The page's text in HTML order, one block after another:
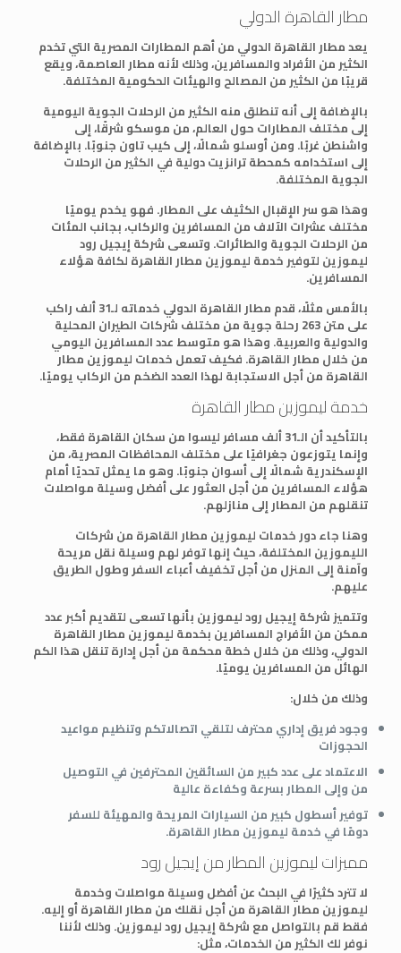
مطار القاهرة الدولي
يعد مطار القاهرة الدولي من أهم المطارات المصرية التي تخدم
الكثير من الأفراد والمسافرين، وذلك لأنه مطار العاصمة، ويقع
قريبًا من الكثير من المصالح والهيئات الحكومية المختلفة.
بالإضافة إلى أنه تنطلق منه الكثير من الرحلات الجوية اليومية
إلى مختلف المطارات حول العالم، من موسكو شرقًا، إلى
واشنطن غربًا. ومن أوسلو شمالًا، إلى كيب تاون جنوبًا. بالإضافة
إلى استخدامه كمحطة ترانزيت دولية في الكثير من الرحلات
الجوية المختلفة.
وهذا هو سر الإقبال الكثيف على المطار. فهو يخدم يوميًا
مختلف عشرات الآلاف من المسافرين والركاب، بجانب المئات
من الرحلات الجوية والطائرات. وتسعى شركة إيجيل رود
ليموزين لتوفير خدمة ليموزين مطار القاهرة لكافة هؤلاء
المسافرين.
بالأمس مثلًا، قدم مطار القاهرة الدولي خدماته لـ31 ألف راكب
على متن 263 رحلة جوية من مختلف شركات الطيران المحلية
والدولية والعربية. وهذا هو متوسط عدد المسافرين اليومي
من خلال مطار القاهرة. فكيف تعمل خدمات ليموزين مطار
القاهرة من أجل الاستجابة لهذا العدد الضخم من الركاب يوميًا.
خدمة ليموزين مطار القاهرة
بالتأكيد أن الـ31 ألف مسافر ليسوا من سكان القاهرة فقط،
وإنما يتوزعون جغرافيًا على مختلف المحافظات المصرية، من
الإسكندرية شمالًا إلى أسوان جنوبًا. وهو ما يمثل تحديًا أمام
هؤلاء المسافرين من أجل العثور على أفضل وسيلة مواصلات
تنقلهم من المطار إلى منازلهم.
وهنا جاء دور خدمات ليموزين مطار القاهرة من شركات
الليموزين المختلفة، حيث إنها توفر لهم وسيلة نقل مريحة
وآمنة إلى المنزل من أجل تخفيف أعباء السفر وطول الطريق
عليهم.
وتتميز شركة إيجيل رود ليموزين بأنها تسعى لتقديم أكبر عدد
ممكن من الأفراج المسافرين بخدمة ليموزين مطار القاهرة
الدولي، وذلك من خلال خطة محكمة من أجل إدارة تنقل هذا الكم
الهائل من المسافرين يوميًا.
وذلك من خلال:
وجود فريق إداري محترف لتلقي اتصالاتكم وتنظيم مواعيد
الحجوزات
الاعتماد على عدد كبير من السائقين المحترفين في التوصيل
من وإلى المطار بسرعة وكفاءة عالية
توفير أسطول كبير من السيارات المريحة والمهيئة للسفر
دومًا في خدمة ليموزين مطار القاهرة.
مميزات ليموزين المطار من إيجيل رود
لا تترد كثيرًا في البحث عن أفضل وسيلة مواصلات وخدمة
ليموزين مطار القاهرة من أجل نقلك من مطار القاهرة أو إليه.
فقط قم بالتواصل مع شركة إيجيل رود ليموزين. وذلك لأننا
نوفر لك الكثير من الخدمات، مثل: